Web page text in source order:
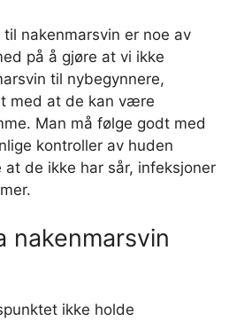
nakenmarsvin er noe av
på å gjøre at vi ikke
til nybegynnere,
med at de kan være
Man må følge godt med
kontroller av huden
at de ikke har sår, infeksjoner
nakenmarsvin
ikke holde